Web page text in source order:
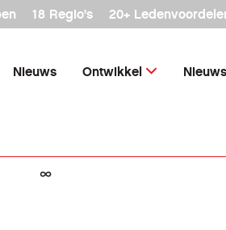
18 Regio's 20+
Nieuws Ontwikkel
∞